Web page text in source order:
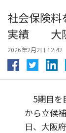
社会保険料
実績 大阪
2026年2月2日 12:42
5期目を
から立候
日、大阪